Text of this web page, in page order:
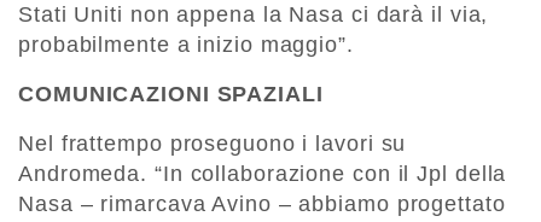
Stati Uniti non appena la Nasa ci darà il via,
probabilmente a inizio maggio”.
COMUNICAZIONI SPAZIALI
Nel frattempo proseguono i lavori su
Andromeda. “In collaborazione con il Jpl della
Nasa – rimarcava Avino – abbiamo progettato